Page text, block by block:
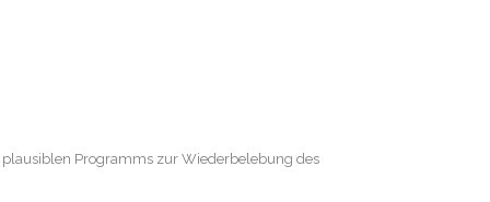
Programms zur Wiederbelebung des